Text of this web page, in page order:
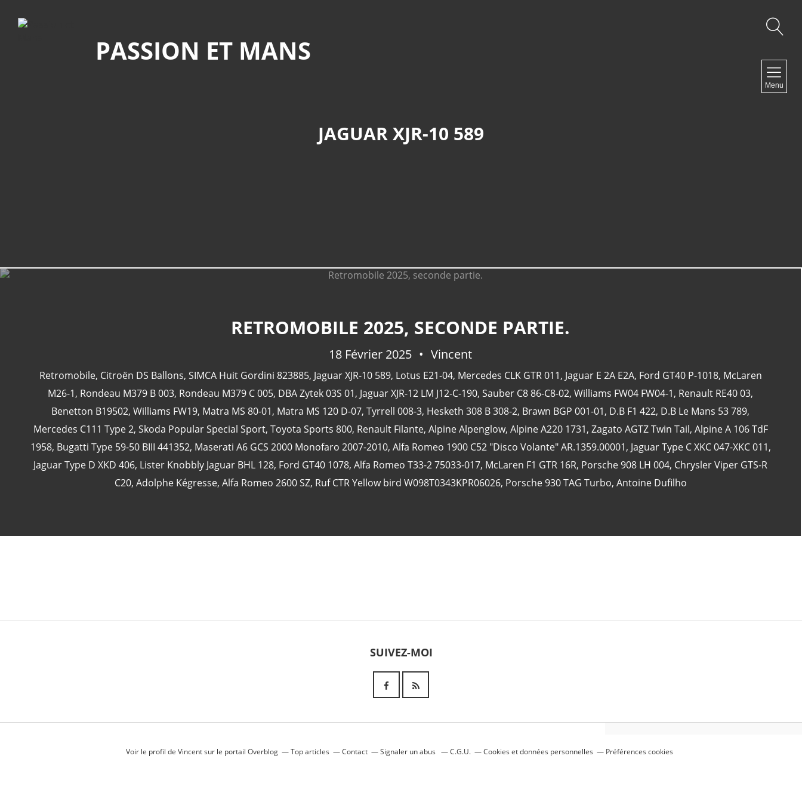
PASSION ET MANS
Menu
JAGUAR XJR-10 589
RETROMOBILE 2025, SECONDE PARTIE.
18 Février 2025 Vincent
Retromobile, Citroën DS Ballons, SIMCA Huit Gordini 823885, Jaguar XJR-10 589, Lotus E21-04, Mercedes CLK GTR 011, Jaguar E 2A E2A, Ford GT40 P-1018, McLaren
M26-1, Rondeau M379 B 003, Rondeau M379 C 005, DBA Zytek 03S 01, Jaguar XJR-12 LM J12-C-190, Sauber C8 86-C8-02, Williams FW04 FW04-1, Renault RE40 03,
Benetton B19502, Williams FW19, Matra MS 80-01, Matra MS 120 D-07, Tyrrell 008-3, Hesketh 308 B 308-2, Brawn BGP 001-01, D.B F1 422, D.B Le Mans 53 789,
Mercedes C111 Type 2, Skoda Popular Special Sport, Toyota Sports 800, Renault Filante, Alpine Alpenglow, Alpine A220 1731, Zagato AGTZ Twin Tail, Alpine A 106 TdF
1958, Bugatti Type 59-50 BIII 441352, Maserati A6 GCS 2000 Monofaro 2007-2010, Alfa Romeo 1900 C52 "Disco Volante" AR.1359.00001, Jaguar Type C XKC 047-XKC 011,
Jaguar Type D XKD 406, Lister Knobbly Jaguar BHL 128, Ford GT40 1078, Alfa Romeo T33-2 75033-017, McLaren F1 GTR 16R, Porsche 908 LH 004, Chrysler Viper GTS-R
C20, Adolphe Kégresse, Alfa Romeo 2600 SZ, Ruf CTR Yellow bird W098T0343KPR06026, Porsche 930 TAG Turbo, Antoine Dufilho
SUIVEZ-MOI
Voir le profil de Vincentsur le portail Overblog Top articles Contact Signaler un abus C.G.U. Cookies et données personnelles Préférences cookies